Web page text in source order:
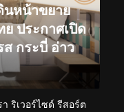
นหน้าขยาย
ประกาศเปิด
ส กระบี่ อ่าว
ริเวอร์ไซด์ รีสอร์ต